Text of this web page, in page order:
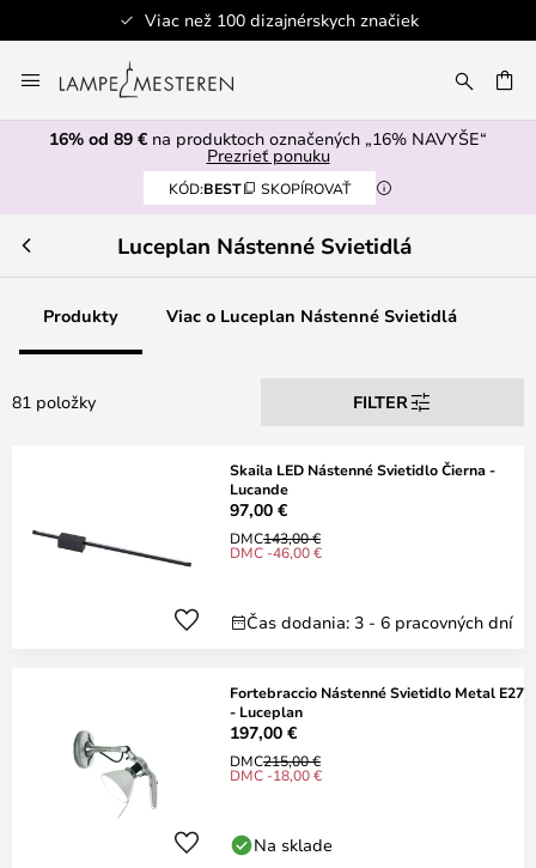
Viac než 100 dizajnérskych značiek
to
Content
16% od 89 € na produktoch označených „16% NAVYŠE“
Prezrieť ponuku
KÓD:BEST SKOPÍROVAŤ
Luceplan Nástenné Svietidlá
Produkty Viac o Luceplan Nástenné Svietidlá
81 položky FILTER
Skaila LED Nástenné Svietidlo Čierna -
Lucande
97,00 €
DMC143,00 €
DMC -46,00 €
Čas dodania: 3 - 6 pracovných dní
Fortebraccio Nástenné Svietidlo Metal E27
- Luceplan
197,00 €
DMC215,00 €
DMC -18,00 €
Na sklade